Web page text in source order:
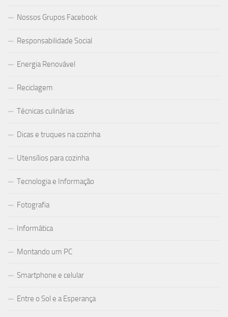
Nossos Grupos Facebook
Responsabilidade Social
Energia Renovável
Reciclagem
Técnicas culinárias
Dicas e truques na cozinha
Utensílios para cozinha
Tecnologia e Informação
Fotografia
Informática
Montando um PC
Smartphone e celular
Entre o Sol e a Esperança